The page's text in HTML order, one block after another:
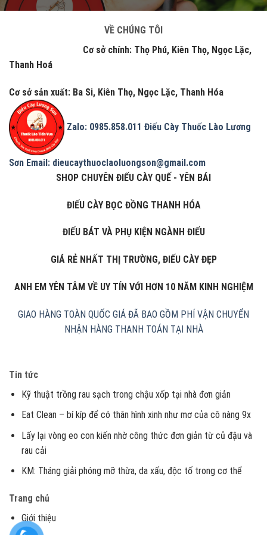
VỀ CHÚNG TÔI
Cơ sở chính: Thọ Phú, Kiên Thọ, Ngọc Lặc,
Thanh Hoá
Cơ sở sản xuất: Ba Si, Kiên Thọ, Ngọc Lặc, Thanh Hóa
Zalo: 0985.858.011 Điếu Cày Thuốc Lào Lương
Sơn Email: dieucaythuoclaoluongson@gmail.com
SHOP CHUYÊN ĐIẾU CÀY QUẾ - YÊN BÁI
ĐIẾU CÀY BỌC ĐỒNG THANH HÓA
ĐIẾU BÁT VÀ PHỤ KIỆN NGÀNH ĐIẾU
GIÁ RẺ NHẤT THỊ TRƯỜNG, ĐIẾU CÀY ĐẸP
ANH EM YÊN TÂM VỀ UY TÍN VỚI HƠN 10 NĂM KINH NGHIỆM
GIAO HÀNG TOÀN QUỐC GIÁ ĐÃ BAO GỒM PHÍ VẬN CHUYỂN
NHẬN HÀNG THANH TOÁN TẠI NHÀ
Tin tức
Kỹ thuật trồng rau sạch trong chậu xốp tại nhà đơn giản
Eat Clean – bí kíp để có thân hình xinh như mơ của cô nàng 9x
Lấy lại vòng eo con kiến nhờ công thức đơn giản từ củ đậu và
rau cải
KM: Tháng giải phóng mỡ thừa, da xấu, độc tố trong cơ thể
Trang chủ
Giới thiệu